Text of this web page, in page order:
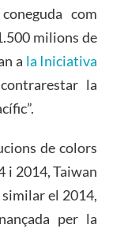
com
milions de
a la Iniciativa
la
de colors
i 2014, Taiwan
el 2014,
per la